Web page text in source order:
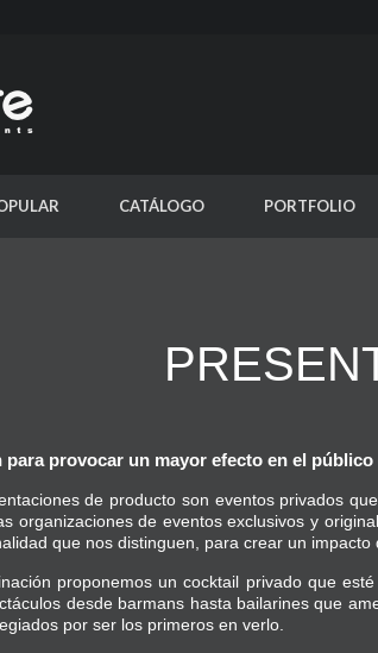
CATÁLOGO PORTFOLIO
para provocar un mayor efecto en el
de producto son eventos privados
organizaciones de eventos exclusivos y
que nos distinguen, para crear un
proponemos un cocktail privado que
desde barmans hasta bailarines que
por ser los primeros en verlo.